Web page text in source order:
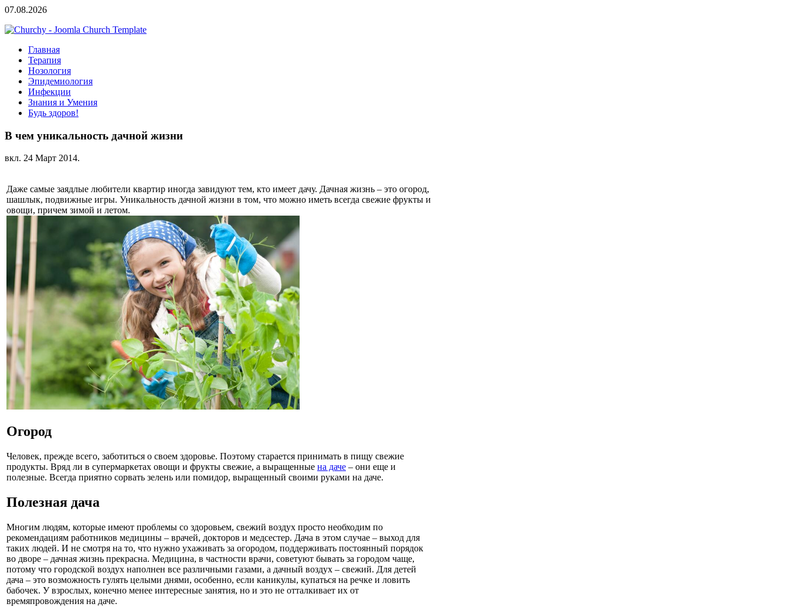
07.08.2026
Главная
Терапия
Нозология
Эпидемиология
Инфекции
Знания и Умения
Будь здоров!
В чем уникальность дачной жизни
вкл. 24 Март 2014.
Даже самые заядлые любители квартир иногда завидуют тем, кто имеет дачу. Дачная жизнь – это огород,
шашлык, подвижные игры. Уникальность дачной жизни в том, что можно иметь всегда свежие фрукты и
овощи, причем зимой и летом.
Огород
Человек, прежде всего, заботиться о своем здоровье. Поэтому старается принимать в пищу свежие
продукты. Вряд ли в супермаркетах овощи и фрукты свежие, а выращенные на даче – они еще и
полезные. Всегда приятно сорвать зелень или помидор, выращенный своими руками на даче.
Полезная дача
Многим людям, которые имеют проблемы со здоровьем, свежий воздух просто необходим по
рекомендациям работников медицины – врачей, докторов и медсестер. Дача в этом случае – выход для
таких людей. И не смотря на то, что нужно ухаживать за огородом, поддерживать постоянный порядок
во дворе – дачная жизнь прекрасна. Медицина, в частности врачи, советуют бывать за городом чаще,
потому что городской воздух наполнен все различными газами, а дачный воздух – свежий. Для детей
дача – это возможность гулять целыми днями, особенно, если каникулы, купаться на речке и ловить
бабочек. У взрослых, конечно менее интересные занятия, но и это не отталкивает их от
времяпровождения на даче.